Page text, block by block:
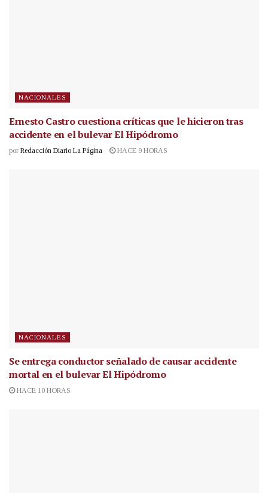
NACIONALES
Ernesto Castro cuestiona críticas que le hicieron tras
accidente en el bulevar El Hipódromo
por Redacción Diario La Página HACE 9 HORAS
NACIONALES
Se entrega conductor señalado de causar accidente
mortal en el bulevar El Hipódromo
HACE 10 HORAS